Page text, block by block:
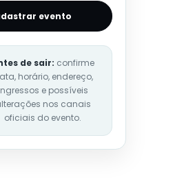
evento
de sair: confirme
horário, endereço,
e possíveis
nos canais
oficiais do evento.